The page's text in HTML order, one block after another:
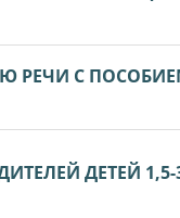
РЕЧИ С
ДЕТЕЙ